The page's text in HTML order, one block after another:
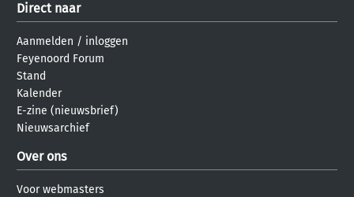
Direct naar
Aanmelden / inloggen
Feyenoord Forum
Stand
Kalender
E-zine (nieuwsbrief)
Nieuwsarchief
Over ons
Voor webmasters